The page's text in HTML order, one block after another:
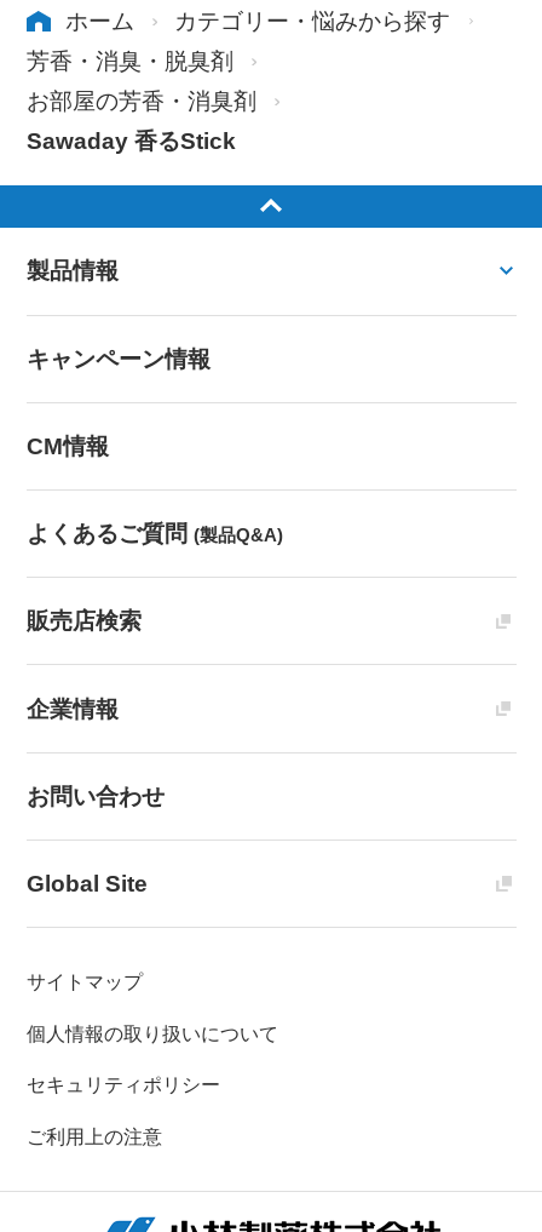
ホーム
カテゴリー・悩みから探す
芳香・消臭・脱臭剤
お部屋の芳香・消臭剤
Sawaday 香るStick
製品情報
キャンペーン情報
CM情報
よくあるご質問 (製品Q&A)
販売店検索
企業情報
お問い合わせ
Global Site
サイトマップ
個人情報の取り扱いについて
セキュリティポリシー
ご利用上の注意